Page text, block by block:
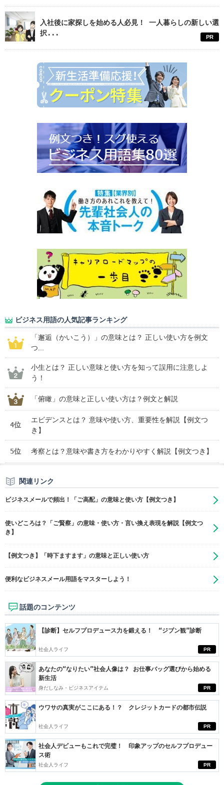
入社後に家探しを始める人必見！ 一人暮らしの新しい選
択...
PR
ビジネス用語の人気記事ランキング
「邂逅（かいこう）」の意味とは？ 正しい使い方を例文
つ...
小生とは？ 正しい意味と使い方を知って誤用に注意しよ
う！
「俯瞰」の意味と正しい使い方は？例文と解説
4位
エビデンスとは？ 意味や使い方、重要性を解説【例文つ
き】
5位 考察とは？意味や書き方をわかりやすく解説【例文つき】
関連リンク
ビジネスメールで頻出！「ご高配」の意味と使い方【例文つき】
使いどころは？「ご賢察」の意味・使い方・言い換え表現を解説【例文つ
き】
【例文つき】「時下ますます」の意味と正しい使い方
便利なビジネスメール用語をマスターしよう！
話題のコンテンツ
PR
【診断】セルフプロデュース力を鍛える！ “ジブン観”診断
社会人ライフ
PR
あなたの“なりたい”社会人像は？ お仕事バッグ選びから始める
新生活
身だしなみ・ビジネスアイテム
PR
ウワサの真実がここにある！？ クレジットカードの都市伝説
社会人ライフ
PR
社会人デビューもこれで完璧！ 印象アップのセルフプロデュー
ス術
社会人ライフ